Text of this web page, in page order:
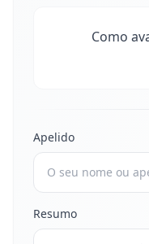
Como
Apelido
Resumo